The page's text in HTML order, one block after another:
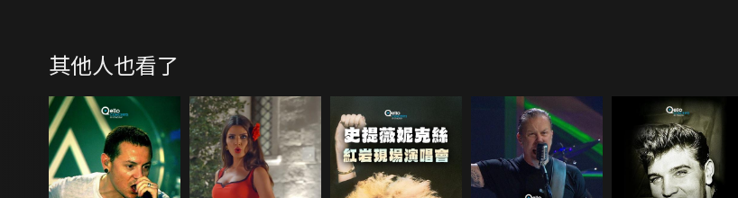
其他人也看了